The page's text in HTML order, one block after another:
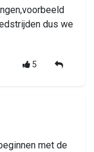
dus we
5
met de